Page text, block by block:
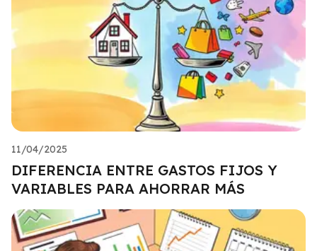
11/04/2025
DIFERENCIA ENTRE GASTOS FIJOS Y
VARIABLES PARA AHORRAR MÁS